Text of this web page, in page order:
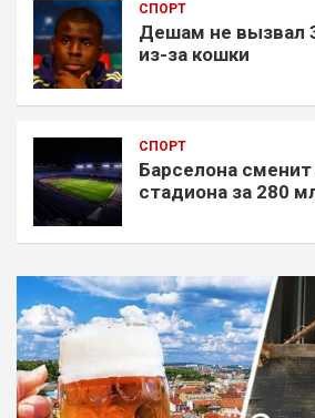
СПОРТ
Дешам не вызвал
из-за кошки
СПОРТ
Барселона сменит
стадиона за 280